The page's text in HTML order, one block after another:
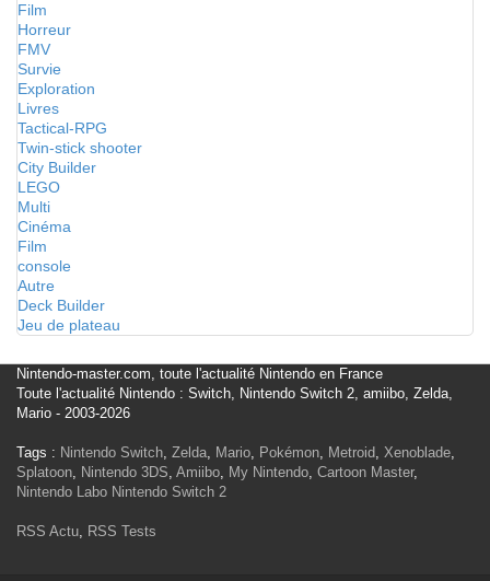
Film
Horreur
FMV
Survie
Exploration
Livres
Tactical-RPG
Twin-stick shooter
City Builder
LEGO
Multi
Cinéma
Film
console
Autre
Deck Builder
Jeu de plateau
Nintendo-master.com, toute l'actualité Nintendo en France
Toute l'actualité Nintendo : Switch, Nintendo Switch 2, amiibo, Zelda,
Mario - 2003-2026
Tags : Nintendo Switch, Zelda, Mario, Pokémon, Metroid, Xenoblade,
Splatoon, Nintendo 3DS, Amiibo, My Nintendo, Cartoon Master,
Nintendo Labo Nintendo Switch 2
RSS Actu, RSS Tests